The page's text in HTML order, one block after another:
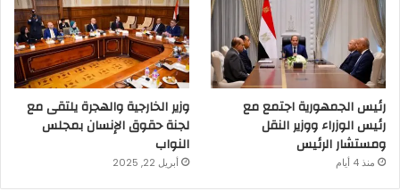
رئيس الجمهورية اجتمع مع
رئيس الوزراء ووزير النقل
ومستشار الرئيس
منذ 4 أيام
وزير الخارجية والهجرة يلتقى مع
لجنة حقوق الإنسان بمجلس
النواب
أبريل 22, 2025